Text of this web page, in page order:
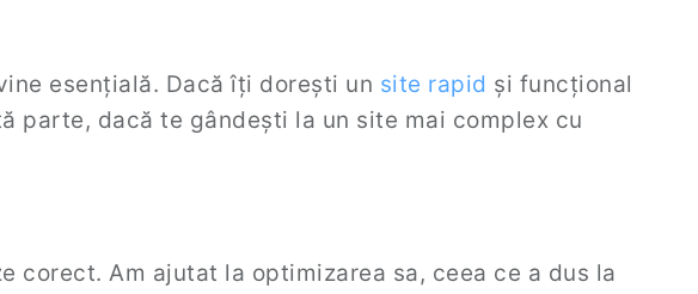
esențială. Dacă îți dorești un site rapid și funcțional
parte, dacă te gândești la un site mai complex cu
corect. Am ajutat la optimizarea sa, ceea ce a dus la